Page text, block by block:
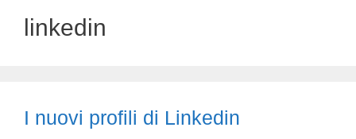
linkedin
I nuovi profili di Linkedin